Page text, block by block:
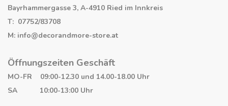
Bayrhammergasse 3, A-4910 Ried im Innkreis
T: 07752/83708
M: info@decorandmore-store.at
Öffnungszeiten Geschäft
MO-FR 09:00-12.30 und 14.00-18.00 Uhr
SA 10:00-13:00 Uhr